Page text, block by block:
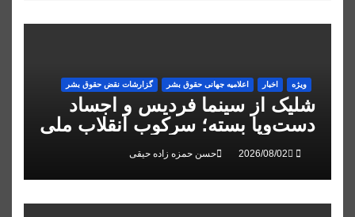
ویژه اخبار اعلاميه جهانی حقوق بشر گزارشات نقض حقوق بشر
شلیک از سینما فردیس و اجساد
دست‌وپا بسته؛ سرکوب انقلاب ملی
در البرز
حسن حمزه زاده حیقی